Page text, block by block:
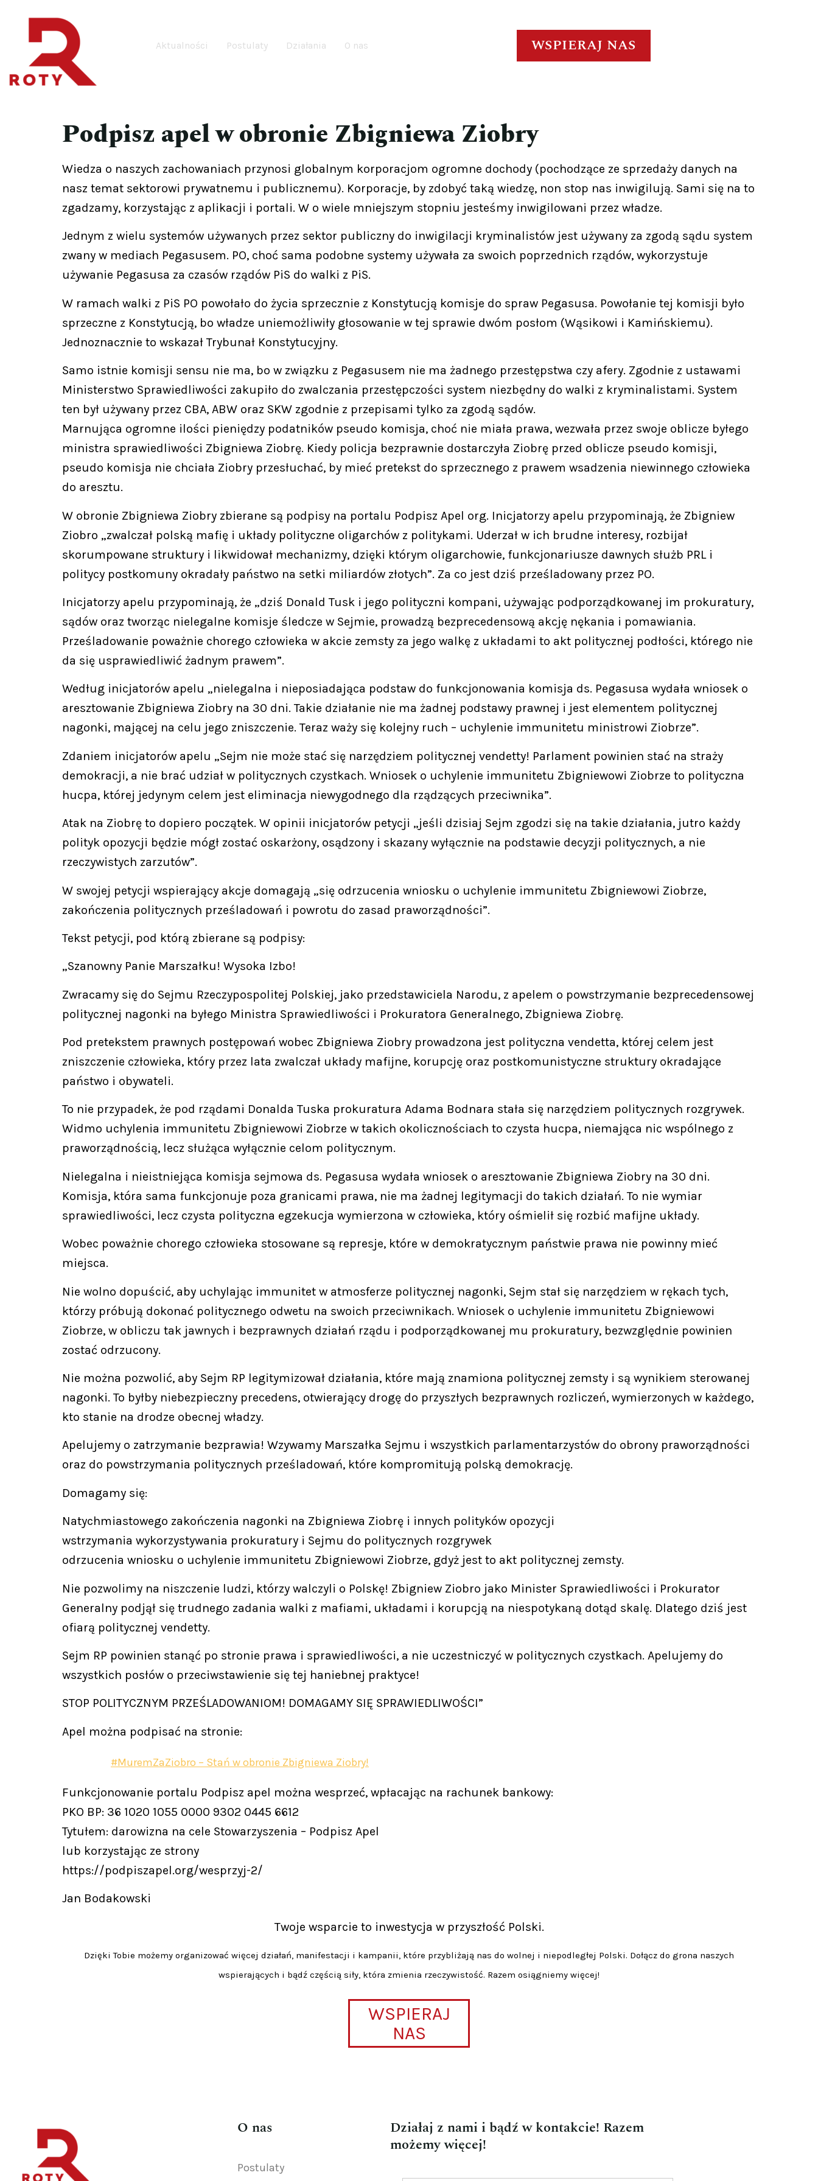
Aktualności Postulaty Działania O nas WSPIERAJ NAS
Podpisz apel w obronie Zbigniewa Ziobry
Wiedza o naszych zachowaniach przynosi globalnym korporacjom ogromne dochody (pochodzące ze sprzedaży danych na
nasz temat sektorowi prywatnemu i publicznemu). Korporacje, by zdobyć taką wiedzę, non stop nas inwigilują. Sami się na to
zgadzamy, korzystając z aplikacji i portali. W o wiele mniejszym stopniu jesteśmy inwigilowani przez władze.
Jednym z wielu systemów używanych przez sektor publiczny do inwigilacji kryminalistów jest używany za zgodą sądu system
zwany w mediach Pegasusem. PO, choć sama podobne systemy używała za swoich poprzednich rządów, wykorzystuje
używanie Pegasusa za czasów rządów PiS do walki z PiS.
W ramach walki z PiS PO powołało do życia sprzecznie z Konstytucją komisje do spraw Pegasusa. Powołanie tej komisji było
sprzeczne z Konstytucją, bo władze uniemożliwiły głosowanie w tej sprawie dwóm posłom (Wąsikowi i Kamińskiemu).
Jednoznacznie to wskazał Trybunał Konstytucyjny.
Samo istnie komisji sensu nie ma, bo w związku z Pegasusem nie ma żadnego przestępstwa czy afery. Zgodnie z ustawami
Ministerstwo Sprawiedliwości zakupiło do zwalczania przestępczości system niezbędny do walki z kryminalistami. System
ten był używany przez CBA, ABW oraz SKW zgodnie z przepisami tylko za zgodą sądów.
Marnująca ogromne ilości pieniędzy podatników pseudo komisja, choć nie miała prawa, wezwała przez swoje oblicze byłego
ministra sprawiedliwości Zbigniewa Ziobrę. Kiedy policja bezprawnie dostarczyła Ziobrę przed oblicze pseudo komisji,
pseudo komisja nie chciała Ziobry przesłuchać, by mieć pretekst do sprzecznego z prawem wsadzenia niewinnego człowieka
do aresztu.
W obronie Zbigniewa Ziobry zbierane są podpisy na portalu Podpisz Apel org. Inicjatorzy apelu przypominają, że Zbigniew
Ziobro „zwalczał polską mafię i układy polityczne oligarchów z politykami. Uderzał w ich brudne interesy, rozbijał
skorumpowane struktury i likwidował mechanizmy, dzięki którym oligarchowie, funkcjonariusze dawnych służb PRL i
politycy postkomuny okradały państwo na setki miliardów złotych”. Za co jest dziś prześladowany przez PO.
Inicjatorzy apelu przypominają, że „dziś Donald Tusk i jego polityczni kompani, używając podporządkowanej im prokuratury,
sądów oraz tworząc nielegalne komisje śledcze w Sejmie, prowadzą bezprecedensową akcję nękania i pomawiania.
Prześladowanie poważnie chorego człowieka w akcie zemsty za jego walkę z układami to akt politycznej podłości, którego nie
da się usprawiedliwić żadnym prawem”.
Według inicjatorów apelu „nielegalna i nieposiadająca podstaw do funkcjonowania komisja ds. Pegasusa wydała wniosek o
aresztowanie Zbigniewa Ziobry na 30 dni. Takie działanie nie ma żadnej podstawy prawnej i jest elementem politycznej
nagonki, mającej na celu jego zniszczenie. Teraz waży się kolejny ruch – uchylenie immunitetu ministrowi Ziobrze”.
Zdaniem inicjatorów apelu „Sejm nie może stać się narzędziem politycznej vendetty! Parlament powinien stać na straży
demokracji, a nie brać udział w politycznych czystkach. Wniosek o uchylenie immunitetu Zbigniewowi Ziobrze to polityczna
hucpa, której jedynym celem jest eliminacja niewygodnego dla rządzących przeciwnika”.
Atak na Ziobrę to dopiero początek. W opinii inicjatorów petycji „jeśli dzisiaj Sejm zgodzi się na takie działania, jutro każdy
polityk opozycji będzie mógł zostać oskarżony, osądzony i skazany wyłącznie na podstawie decyzji politycznych, a nie
rzeczywistych zarzutów”.
W swojej petycji wspierający akcje domagają „się odrzucenia wniosku o uchylenie immunitetu Zbigniewowi Ziobrze,
zakończenia politycznych prześladowań i powrotu do zasad praworządności”.
Tekst petycji, pod którą zbierane są podpisy:
„Szanowny Panie Marszałku! Wysoka Izbo!
Zwracamy się do Sejmu Rzeczypospolitej Polskiej, jako przedstawiciela Narodu, z apelem o powstrzymanie bezprecedensowej
politycznej nagonki na byłego Ministra Sprawiedliwości i Prokuratora Generalnego, Zbigniewa Ziobrę.
Pod pretekstem prawnych postępowań wobec Zbigniewa Ziobry prowadzona jest polityczna vendetta, której celem jest
zniszczenie człowieka, który przez lata zwalczał układy mafijne, korupcję oraz postkomunistyczne struktury okradające
państwo i obywateli.
To nie przypadek, że pod rządami Donalda Tuska prokuratura Adama Bodnara stała się narzędziem politycznych rozgrywek.
Widmo uchylenia immunitetu Zbigniewowi Ziobrze w takich okolicznościach to czysta hucpa, niemająca nic wspólnego z
praworządnością, lecz służąca wyłącznie celom politycznym.
Nielegalna i nieistniejąca komisja sejmowa ds. Pegasusa wydała wniosek o aresztowanie Zbigniewa Ziobry na 30 dni.
Komisja, która sama funkcjonuje poza granicami prawa, nie ma żadnej legitymacji do takich działań. To nie wymiar
sprawiedliwości, lecz czysta polityczna egzekucja wymierzona w człowieka, który ośmielił się rozbić mafijne układy.
Wobec poważnie chorego człowieka stosowane są represje, które w demokratycznym państwie prawa nie powinny mieć
miejsca.
Nie wolno dopuścić, aby uchylając immunitet w atmosferze politycznej nagonki, Sejm stał się narzędziem w rękach tych,
którzy próbują dokonać politycznego odwetu na swoich przeciwnikach. Wniosek o uchylenie immunitetu Zbigniewowi
Ziobrze, w obliczu tak jawnych i bezprawnych działań rządu i podporządkowanej mu prokuratury, bezwzględnie powinien
zostać odrzucony.
Nie można pozwolić, aby Sejm RP legitymizował działania, które mają znamiona politycznej zemsty i są wynikiem sterowanej
nagonki. To byłby niebezpieczny precedens, otwierający drogę do przyszłych bezprawnych rozliczeń, wymierzonych w każdego,
kto stanie na drodze obecnej władzy.
Apelujemy o zatrzymanie bezprawia! Wzywamy Marszałka Sejmu i wszystkich parlamentarzystów do obrony praworządności
oraz do powstrzymania politycznych prześladowań, które kompromitują polską demokrację.
Domagamy się:
Natychmiastowego zakończenia nagonki na Zbigniewa Ziobrę i innych polityków opozycji
wstrzymania wykorzystywania prokuratury i Sejmu do politycznych rozgrywek
odrzucenia wniosku o uchylenie immunitetu Zbigniewowi Ziobrze, gdyż jest to akt politycznej zemsty.
Nie pozwolimy na niszczenie ludzi, którzy walczyli o Polskę! Zbigniew Ziobro jako Minister Sprawiedliwości i Prokurator
Generalny podjął się trudnego zadania walki z mafiami, układami i korupcją na niespotykaną dotąd skalę. Dlatego dziś jest
ofiarą politycznej vendetty.
Sejm RP powinien stanąć po stronie prawa i sprawiedliwości, a nie uczestniczyć w politycznych czystkach. Apelujemy do
wszystkich posłów o przeciwstawienie się tej haniebnej praktyce!
STOP POLITYCZNYM PRZEŚLADOWANIOM! DOMAGAMY SIĘ SPRAWIEDLIWOŚCI”
Apel można podpisać na stronie:
#MuremZaZiobro – Stań w obronie Zbigniewa Ziobry!
Funkcjonowanie portalu Podpisz apel można wesprzeć, wpłacając na rachunek bankowy:
PKO BP: 36 1020 1055 0000 9302 0445 6612
Tytułem: darowizna na cele Stowarzyszenia – Podpisz Apel
lub korzystając ze strony
https://podpiszapel.org/wesprzyj-2/
Jan Bodakowski
Twoje wsparcie to inwestycja w przyszłość Polski.
Dzięki Tobie możemy organizować więcej działań, manifestacji i kampanii, które przybliżają nas do wolnej i niepodległej Polski. Dołącz do grona naszych
wspierających i bądź częścią siły, która zmienia rzeczywistość. Razem osiągniemy więcej!
WSPIERAJ
NAS
O nas
Postulaty
Działaj z nami i bądź w kontakcie! Razem
możemy więcej!